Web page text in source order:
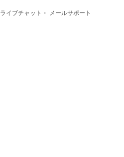
ライブチャット · メールサポート